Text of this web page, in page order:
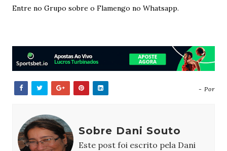
Entre no Grupo sobre o Flamengo no Whatsapp.
- Por
Sobre Dani Souto
Este post foi escrito pela Dani